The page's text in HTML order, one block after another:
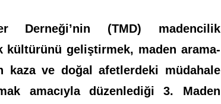
Derneği’nin (TMD) madencilik
kültürünü geliştirmek, maden arama-
kaza ve doğal afetlerdeki müdahale
amacıyla düzenlediği 3. Maden